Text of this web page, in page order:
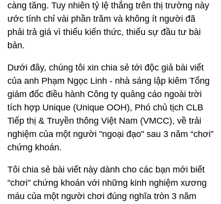
càng tăng. Tuy nhiên tỷ lệ thắng trên thị trường này
ước tính chỉ vài phần trăm và không ít người đã
phải trả giá vì thiếu kiến thức, thiếu sự đầu tư bài
bản.
Dưới đây, chúng tôi xin chia sẻ tới độc giả bài viết
của anh Phạm Ngọc Linh - nhà sáng lập kiêm Tổng
giám đốc điều hành Công ty quảng cáo ngoài trời
tích hợp Unique (Unique OOH), Phó chủ tịch CLB
Tiếp thị & Truyền thông Việt Nam (VMCC), về trải
nghiệm của một người "ngoại đạo" sau 3 năm “chơi”
chứng khoán.
Tôi chia sẻ bài viết này dành cho các bạn mới biết
"chơi" chứng khoán với những kinh nghiệm xương
máu của một người chơi đúng nghĩa tròn 3 năm